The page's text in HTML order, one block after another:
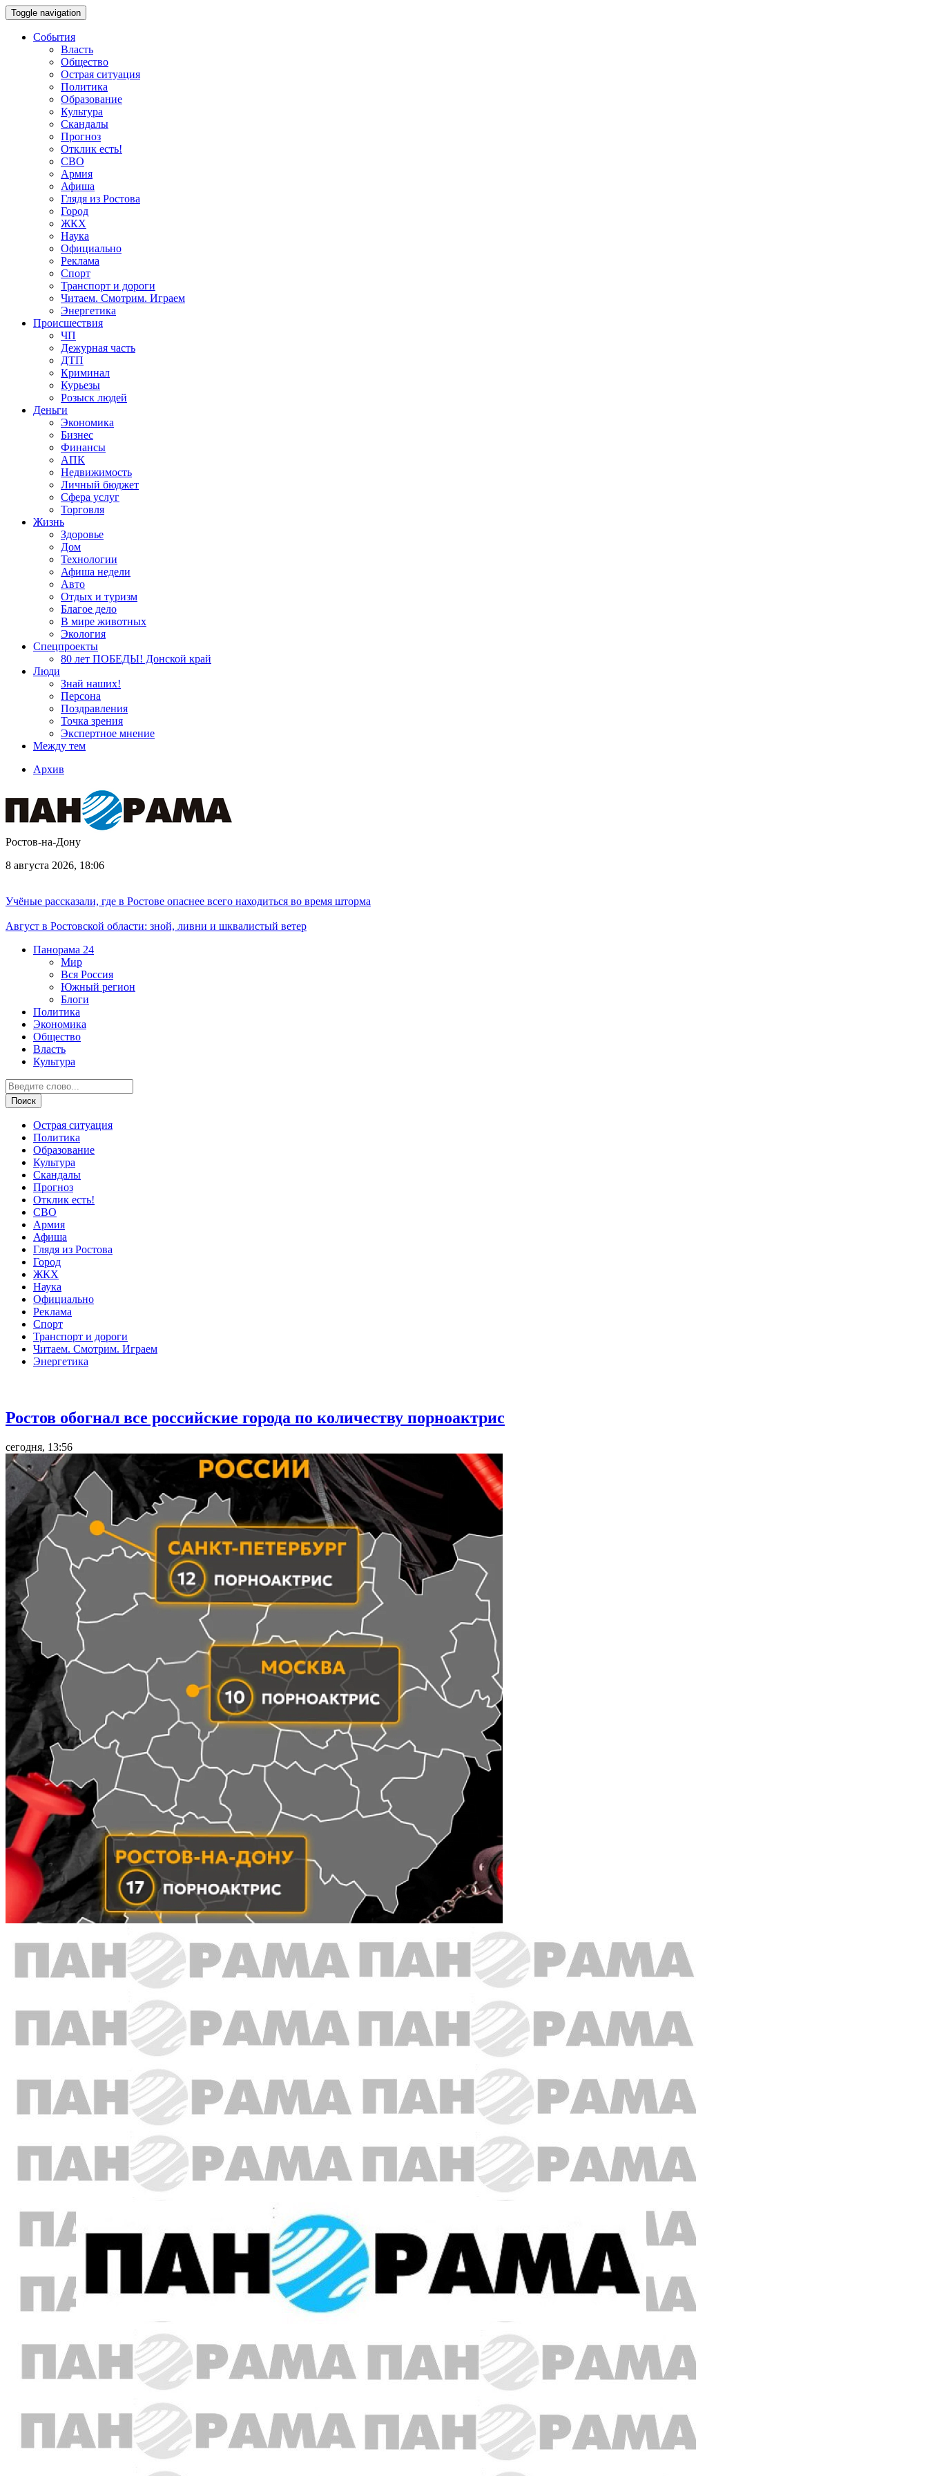
Toggle navigation
События
Власть
Общество
Острая ситуация
Политика
Образование
Культура
Скандалы
Прогноз
Отклик есть!
СВО
Армия
Афиша
Глядя из Ростова
Город
ЖКХ
Наука
Официально
Реклама
Спорт
Транспорт и дороги
Читаем. Смотрим. Играем
Энергетика
Происшествия
ЧП
Дежурная часть
ДТП
Криминал
Курьезы
Розыск людей
Деньги
Экономика
Бизнес
Финансы
АПК
Недвижимость
Личный бюджет
Сфера услуг
Торговля
Жизнь
Здоровье
Дом
Технологии
Афиша недели
Авто
Отдых и туризм
Благое дело
В мире животных
Экология
Спецпроекты
80 лет ПОБЕДЫ! Донской край
Люди
Знай наших!
Персона
Поздравления
Точка зрения
Экспертное мнение
Между тем
Архив
Ростов-на-Дону
8 августа 2026, 18:06
Учёные рассказали, где в Ростове опаснее всего находиться во время шторма
Август в Ростовской области: зной, ливни и шквалистый ветер
Панорама 24
Мир
Вся Россия
Южный регион
Блоги
Политика
Экономика
Общество
Власть
Культура
Острая ситуация
Политика
Образование
Культура
Скандалы
Прогноз
Отклик есть!
СВО
Армия
Афиша
Глядя из Ростова
Город
ЖКХ
Наука
Официально
Реклама
Спорт
Транспорт и дороги
Читаем. Смотрим. Играем
Энергетика
Ростов обогнал все российские города по количеству порноактрис
сегодня, 13:56